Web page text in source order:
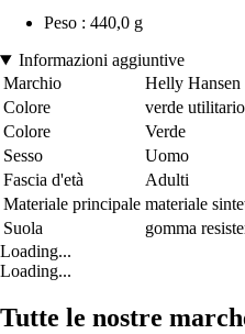
Peso : 440,0 g
Informazioni aggiuntive
Marchio
Helly Hansen
Colore
verde
Colore
Verde
Sesso
Uomo
Fascia d'età
Adulti
Materiale principale materiale
Suola
gomma
Loading...
Loading...
Tutte le nostre